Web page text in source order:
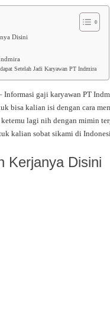
Disini
Setelah Jadi Karyawan PT Indmira
Informasi gaji karyawan PT
bisa kalian isi dengan cara
lagi nih dengan mimin
kalian sobat sikami di
Kerjanya Disini